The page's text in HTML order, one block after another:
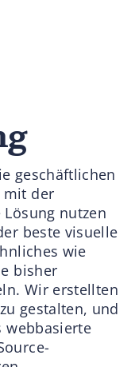
geschäftlichen
mit der
nutzen
beste visuelle
wie
bisher
Wir erstellten
gestalten, und
webbasierte